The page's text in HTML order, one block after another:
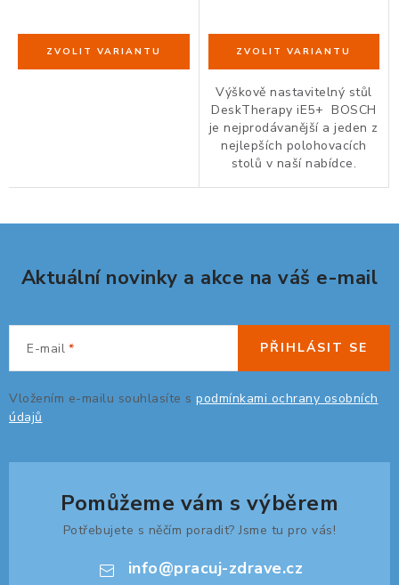
NÁDOBY NA ODPAD
VODNÍ FILTRY
Showroom
Naše realizace, inspirace a návody
Výškově nastavitelný stůl
DeskTherapy iE5+ BOSCH
je nejprodávanější a jeden z
nejlepších polohovacích
stolů v naší nabídce.
Aktuální novinky a akce na váš e-mail
E-mail
Vložením e-mailu souhlasíte s podmínkami ochrany osobních
údajů
PŘIHLÁSIT SE
Pomůžeme vám s výběrem
Potřebujete s něčím poradit? Jsme tu pro vás!
info@pracuj-zdrave.cz